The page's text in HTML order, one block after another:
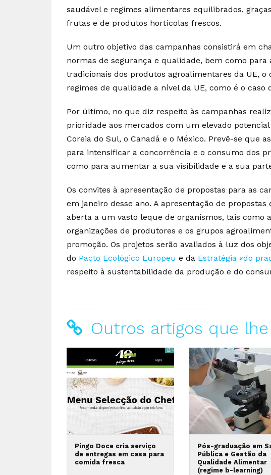
saudável e regimes alimentares equilibrados,
frutas e de produtos hortícolas frescos.
Um outro objetivo das campanhas consistirá em
normas de segurança e qualidade, bem como para
tradicionais dos produtos agroalimentares da UE,
regimes de qualidade a nível da UE, como é o caso
Por último, no que diz respeito às campanhas
prioridade aos mercados com um elevado
Coreia do Sul, o Canadá e o México. Prevê-se que
para intensificar a concorrência e o consumo dos
como para aumentar a sua visibilidade e a sua
Os convites à apresentação de propostas para as
em janeiro desse ano. A apresentação de
aberta a um vasto leque de organismos, tais como
organizações de produtores e os grupos
promoção. Os projetos serão avaliados à luz dos
do Pacto Ecológico Europeu e da Estratégia «do
respeito à sustentabilidade da produção e do
Outros artigos que
Pingo Doce cria serviço
de entregas em casa para
comida fresca
Pós-graduação em
Pública e Gestão da
Qualidade Alimentar
(regime b-learning)